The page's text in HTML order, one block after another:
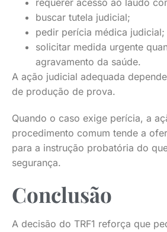
requerer acesso ao laudo
buscar tutela judicial;
pedir perícia médica judicial;
solicitar medida urgente
agravamento da saúde.
A ação judicial adequada
de produção de prova.
Quando o caso exige perícia, a
procedimento comum tende a
para a instrução probatória do
segurança.
Conclusão
A decisão do TRF1 reforça que